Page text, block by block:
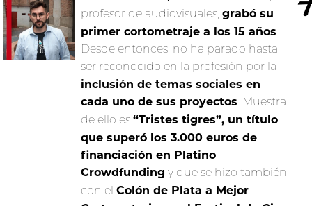
profesor de audiovisuales,grabó su
primer cortometraje a los 15 años
Desde entonces, no ha parado hasta
ser reconocido en la profesión por la
inclusión de temas sociales en
cada uno de sus proyectos . Muestra
de ello es“Tristes tigres”, un título
que superó los 3.000 euros de
financiación en Platino
Crowdfunding y que se hizo también
con elColón de Plata a Mejor